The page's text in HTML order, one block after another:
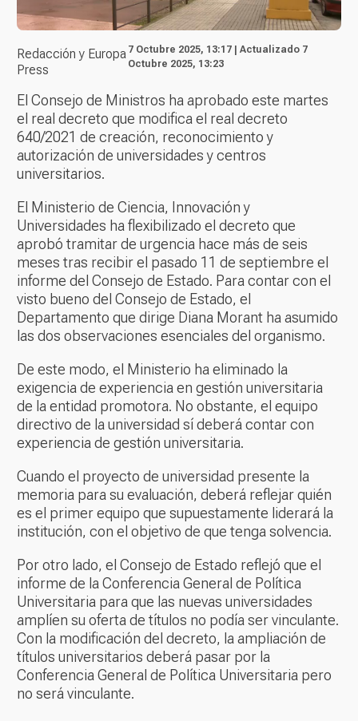
Redacción y Europa
Press
7 Octubre 2025, 13:17 | Actualizado 7
Octubre 2025, 13:23
El Consejo de Ministros ha aprobado este martes
el real decreto que modifica el real decreto
640/2021 de creación, reconocimiento y
autorización de universidades y centros
universitarios.
El Ministerio de Ciencia, Innovación y
Universidades ha flexibilizado el decreto que
aprobó tramitar de urgencia hace más de seis
meses tras recibir el pasado 11 de septiembre el
informe del Consejo de Estado. Para contar con el
visto bueno del Consejo de Estado, el
Departamento que dirige Diana Morant ha asumido
las dos observaciones esenciales del organismo.
De este modo, el Ministerio ha eliminado la
exigencia de experiencia en gestión universitaria
de la entidad promotora. No obstante, el equipo
directivo de la universidad sí deberá contar con
experiencia de gestión universitaria.
Cuando el proyecto de universidad presente la
memoria para su evaluación, deberá reflejar quién
es el primer equipo que supuestamente liderará la
institución, con el objetivo de que tenga solvencia.
Por otro lado, el Consejo de Estado reflejó que el
informe de la Conferencia General de Política
Universitaria para que las nuevas universidades
amplíen su oferta de títulos no podía ser vinculante.
Con la modificación del decreto, la ampliación de
títulos universitarios deberá pasar por la
Conferencia General de Política Universitaria pero
no será vinculante.